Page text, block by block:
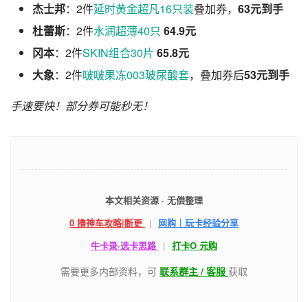
杰士邦：2件延时黄金超凡16只装叠加券， 63元到手
杜蕾斯：2件水润超薄40只 64.9元
冈本：2件SKIN组合30片 65.8元
大象：2件啵啵果冻003玻尿酸套，叠加券后53元到手
手速要快！部分券可能秒无！
本文相关资源 · 无偿整理
0 撸神车攻略|断更 |
网购｜玩卡经验分享
牛卡录·选卡思路 | 打卡O 元购
需要更多内部资料，可 联系群主 / 客服 获取